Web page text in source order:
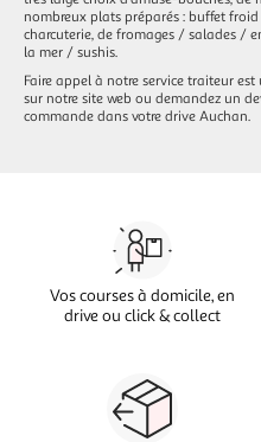
nombreux plats préparés : buffet
charcuterie, de fromages / salades /
la mer / sushis.
Faire appel à notre service traiteur
sur notre site web ou demandez un
commande dans votre drive Auchan.
Vos courses à domicile, en
drive ou click & collect